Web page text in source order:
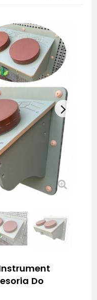
Instrument
Do